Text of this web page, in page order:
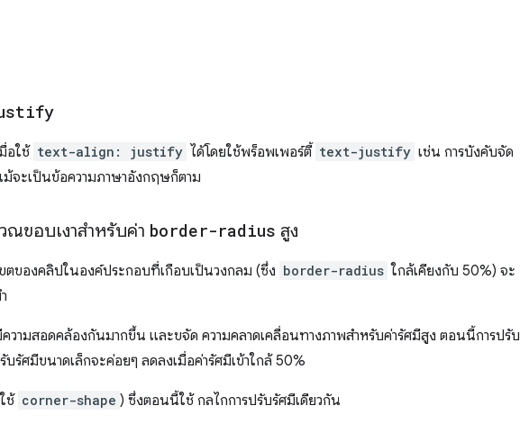
อใช้ text-align: justify ได้โดยใช้พร็อพเพอร์ตี้ text-justify เช่น การบังคับจัด
ม้จะเป็นข้อความภาษาอังกฤษก็ตาม
ณขอบเงาสำหรับค่า border-radius สูง
ตของคลิปในองค์ประกอบที่เกือบเป็นวงกลม (ซึ่ง border-radius ใกล้เคียงกับ 50%) จะ
วามสอดคล้องกันมากขึ้น และขจัด ความคลาดเคลื่อนทางภาพสำหรับค่ารัศมีสูง ตอนนี้การปรับ
รัศมีขนาดเล็กจะค่อยๆ ลดลงเมื่อค่ารัศมีเข้าใกล้ 50%
ช้ corner-shape ) ซึ่งตอนนี้ใช้ กลไกการปรับรัศมีเดียวกัน